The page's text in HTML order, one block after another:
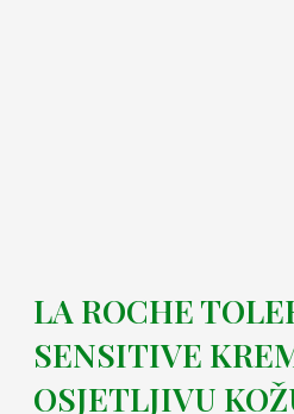
LA ROCHE
SENSITIVE
OSJETLJIVU